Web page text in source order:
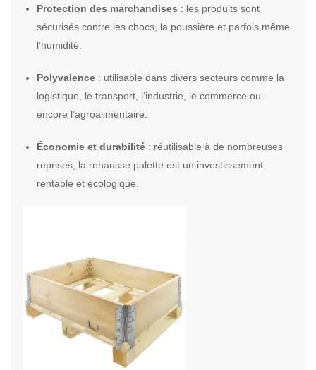
Protection des marchandises : les produits sont
sécurisés contre les chocs, la poussière et parfois même
l’humidité.
Polyvalence: utilisable dans divers secteurs comme la
logistique, le transport, l’industrie, le commerce ou
encore l’agroalimentaire.
Économie et durabilité: réutilisable à de nombreuses
reprises, la rehausse palette est un investissement
rentable et écologique.